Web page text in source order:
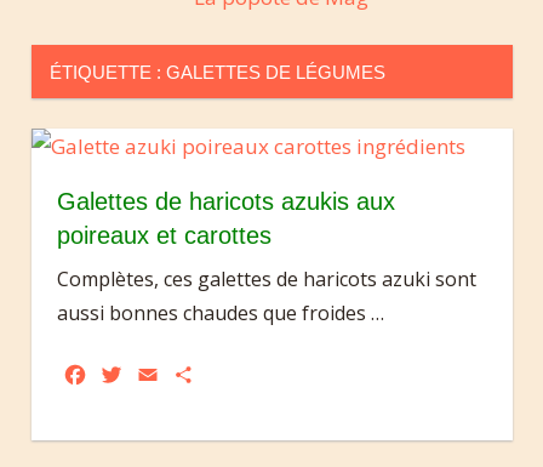
ÉTIQUETTE : GALETTES DE LÉGUMES
Galettes de haricots azukis aux
poireaux et carottes
Complètes, ces galettes de haricots azuki sont
aussi bonnes chaudes que froides …
FacebookTwitter
Email